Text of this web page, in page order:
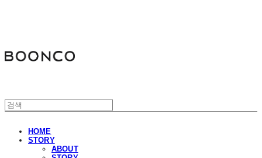
HOME
STORY
ABOUT